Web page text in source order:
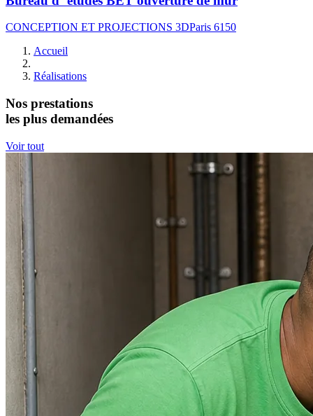
CONCEPTION ET PROJECTIONS 3DParis 6150
Accueil
Réalisations
Nos prestations
les plus demandées
Voir tout